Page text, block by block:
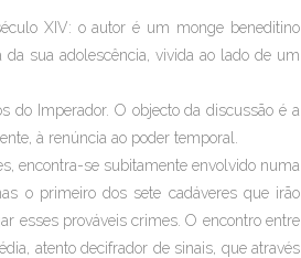
XIV: o autor é um monge beneditino
sua adolescência, vivida ao lado de um
do Imperador. O objecto da discussão é a
à renúncia ao poder temporal.
encontra-se subitamente envolvido numa
o primeiro dos sete cadáveres que irão
esses prováveis crimes. O encontro entre
atento decifrador de sinais, que através